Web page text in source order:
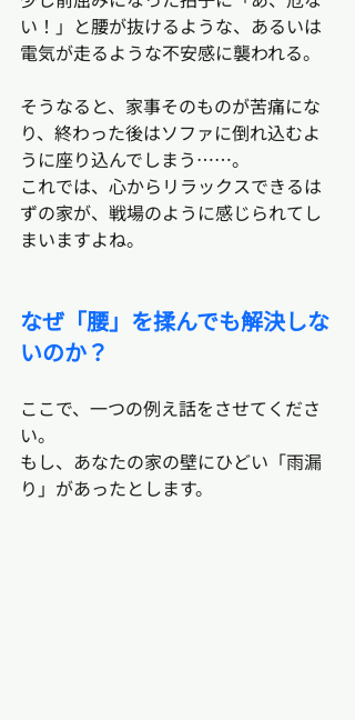
い！」と腰が抜けるような、あるいは
電気が走るような不安感に襲われる。
そうなると、家事そのものが苦痛にな
り、終わった後はソファに倒れ込むよ
うに座り込んでしまう……。
これでは、心からリラックスできるは
ずの家が、戦場のように感じられてし
まいますよね。
なぜ「腰」を揉んでも解決しな
いのか？
ここで、一つの例え話をさせてくださ
い。
もし、あなたの家の壁にひどい「雨漏
り」があったとします。